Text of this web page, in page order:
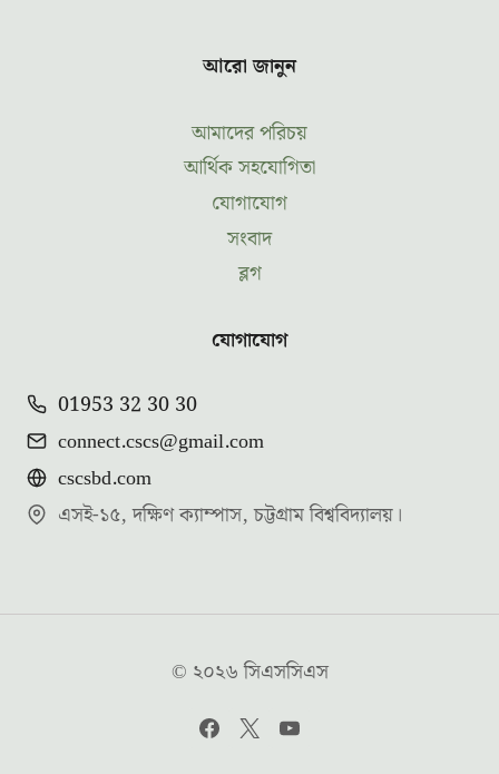
আরো জানুন
আমাদের পরিচয়
আর্থিক সহযোগিতা
যোগাযোগ
সংবাদ
ব্লগ
যোগাযোগ
01953 32 30 30
connect.cscs@gmail.com
cscsbd.com
এসই-১৫, দক্ষিণ ক্যাম্পাস, চট্টগ্রাম বিশ্ববিদ্যালয়।
© ২০২৬ সিএসসিএস